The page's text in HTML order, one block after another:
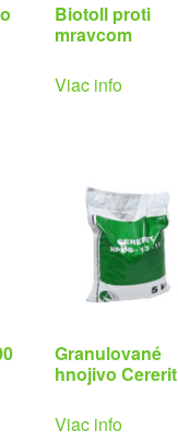
Biotoll proti
mravcom
Viac info
Granulované
hnojivo Cererit
Viac info